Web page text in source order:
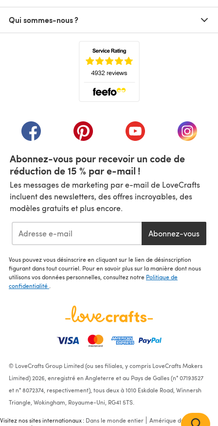
Qui sommes-nous ?
(s'ouvre dans un nouvel onglet)
(s'ouvre dans un nouvel onglet)
(s'ouvre dans un(s'ouvre
Abonnez-vous pour recevoir un code de
réduction de 15 % par e-mail !
Les messages de marketing par e-mail de LoveCrafts
incluent des newsletters, des offres incroyables, des
modèles gratuits et plus encore.
Abonnez-vous
Vous pouvez vous désinscrire en cliquant sur le lien de désinscription
figurant dans tout courriel. Pour en savoir plus sur la manière dont nous
utilisons vos données personnelles, consultez notre Politique de
confidentialité
© LoveCrafts Group Limited (ou ses filiales, y compris LoveCrafts Makers
Limited) 2026, enregistré en Angleterre et au Pays de Galles (n° 07193527
et n° 8072374, respectivement), tous deux à 1010 Eskdale Road, Winnersh
Triangle, Wokingham, Royaume-Uni, RG41 5TS.
Visitez nos sites internationaux : Dans le monde entier
Amérique du Nord